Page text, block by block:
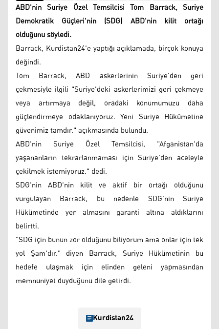
ABD'nin Suriye Özel Temsilcisi Tom Barrack, Suriye
Demokratik Güçleri'nin (SDG) ABD'nin kilit ortağı
olduğunu söyledi.
Barrack, Kurdistan24'e yaptığı açıklamada, birçok konuya
değindi.
Tom Barrack, ABD askerlerinin Suriye'den geri
çekmesiyle ilgili "Suriye'deki askerlerimizi geri çekmeye
veya artırmaya değil, oradaki konumumuzu daha
güçlendirmeye odaklanıyoruz. Yeni Suriye Hükümetine
güvenimiz tamdır." açıkmasında bulundu.
ABD'nin Suriye Özel Temsilcisi, "Afganistan'da
yaşananların tekrarlanmaması için Suriye'den aceleyle
çekilmek istemiyoruz." dedi.
SDG'nin ABD'nin kilit ve aktif bir ortağı olduğunu
vurgulayan Barrack, bu nedenle SDG'nin Suriye
Hükümetinde yer almasını garanti altına aldıklarını
belirtti.
"SDG için bunun zor olduğunu biliyorum ama onlar için tek
yol Şam'dır." diyen Barrack, Suriye Hükümetinin bu
hedefe ulaşmak için elinden geleni yapmasından
memnuniyet duyduğunu dile getirdi.
Kurdistan24